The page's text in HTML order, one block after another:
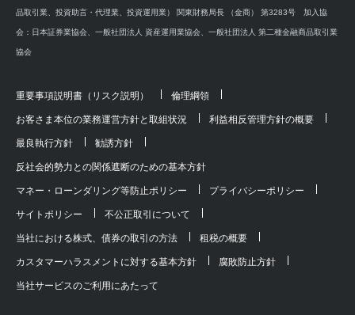
品取引業、投資助言・代理業、投資運用業） 関東財務局長 （金商） 第3283号 加入協
会：日本証券業協会、一般社団法人 資産運用業協会、一般社団法人 第二種金融商品取引業
協会
重要事項説明書（リスク説明） 倫理綱領
お客さま本位の業務運営方針と取組状況 利益相反管理方針の概要
最良執行方針 勧誘方針
反社会的勢力との関係遮断のための基本方針
マネー・ローンダリング等防止ポリシー プライバシーポリシー
サイトポリシー 不公正取引について
当社における株式、債券の取引の方法 租税の概要
カスタマーハラスメントに対する基本方針 腐敗防止方針
当社サービスのご利用にあたって